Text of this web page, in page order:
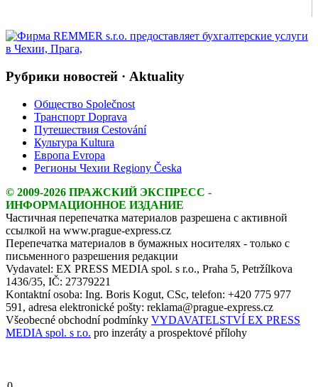
Рубрики новостей · Aktuality
Общество Společnost
Транспорт Doprava
Путешествия Cestování
Культура Kultura
Европа Evropa
Регионы Чехии Regiony Česka
© 2009-2026 ПРАЖСКИЙ ЭКСПРЕСС -
ИНФОРМАЦИОННОЕ ИЗДАНИЕ
Частичная перепечатка материалов разрешена с активной
ссылкой на www.prague-express.cz
Перепечатка материалов в бумажных носителях - только с
письменного разрешения редакции
Vydavatel: EX PRESS MEDIA spol. s r.o., Praha 5, Petržílkova
1436/35, IČ: 27379221
Kontaktní osoba: Ing. Boris Kogut, CSc, telefon: +420 775 977
591, adresa elektronické pošty: reklama@prague-express.cz
Všeobecné obchodní podmínky VYDAVATELSTVÍ EX PRESS
MEDIA spol. s r.o. pro inzeráty a prospektové přílohy